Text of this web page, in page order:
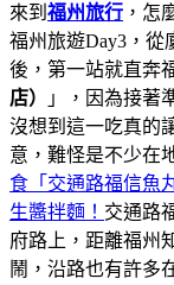
來到 福州旅行 ，怎
福州旅遊Day3，從
後，第一站就直奔
店）
」，因為接著
沒想到這一吃真的
意，難怪是不少在
食「交通路福信魚
生醬拌麵！ 交通路
府路上，距離福州
鬧，沿路也有許多